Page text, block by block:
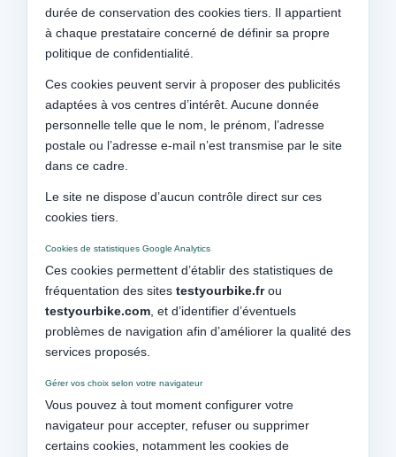
durée de conservation des cookies tiers. Il appartient
à chaque prestataire concerné de définir sa propre
politique de confidentialité.
Ces cookies peuvent servir à proposer des publicités
adaptées à vos centres d’intérêt. Aucune donnée
personnelle telle que le nom, le prénom, l’adresse
postale ou l’adresse e-mail n’est transmise par le site
dans ce cadre.
Le site ne dispose d’aucun contrôle direct sur ces
cookies tiers.
Cookies de statistiques Google Analytics
Ces cookies permettent d’établir des statistiques de
fréquentation des sites testyourbike.frou
testyourbike.com , et d’identifier d’éventuels
problèmes de navigation afin d’améliorer la qualité des
services proposés.
Gérer vos choix selon votre navigateur
Vous pouvez à tout moment configurer votre
navigateur pour accepter, refuser ou supprimer
certains cookies, notamment les cookies de